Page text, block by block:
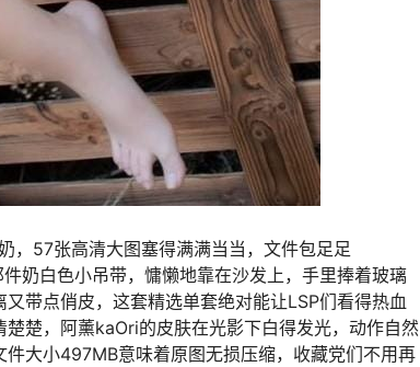
，57张高清大图塞得满满当当，文件包足足
奶白色小吊带，慵懒地靠在沙发上，手里捧着玻璃
带点俏皮，这套精选单套绝对能让LSP们看得热血
楚，阿薰kaOri的皮肤在光影下白得发光，动作自然
大小497MB意味着原图无损压缩，收藏党们不用再